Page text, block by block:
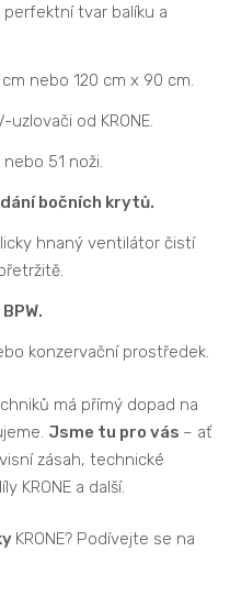
perfektní tvar balíku a
nebo 120 cm x 90 cm.
uzlovači od KRONE.
51 noži.
bočních krytů.
hnaný ventilátor čistí
konzervační prostředek.
má přímý dopad na
Jsme tu pro vás – ať
zásah, technické
KRONE a další.
KRONE? Podívejte se na